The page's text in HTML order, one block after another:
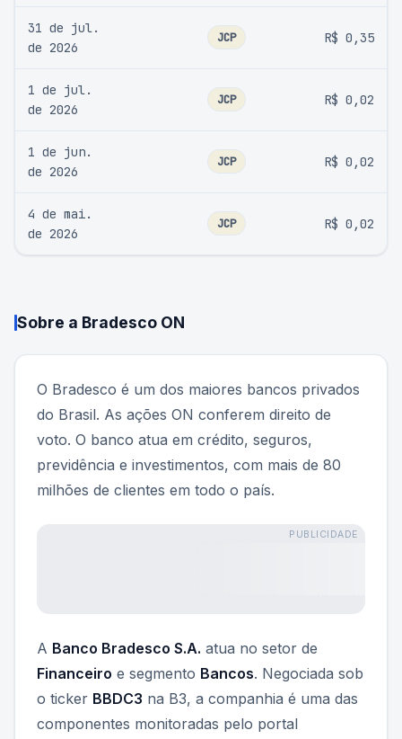
31 de jul.
de 2026
JCP R$ 0,35
1 de jul.
de 2026
JCP R$ 0,02
1 de jun.
de 2026
JCP R$ 0,02
4 de mai.
de 2026
JCP R$ 0,02
Sobre a Bradesco ON
O Bradesco é um dos maiores bancos privados
do Brasil. As ações ON conferem direito de
voto. O banco atua em crédito, seguros,
previdência e investimentos, com mais de 80
milhões de clientes em todo o país.
PUBLICIDADE
A Banco Bradesco S.A. atua no setor de
Financeiro e segmento Bancos. Negociada sob
o ticker BBDC3 na B3, a companhia é uma das
componentes monitoradas pelo portal